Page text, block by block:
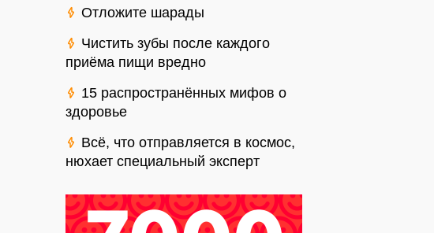
Отложите шарады
Чистить зубы после каждого
приёма пищи вредно
15 распространённых мифов о
здоровье
Всё, что отправляется в космос,
нюхает специальный эксперт